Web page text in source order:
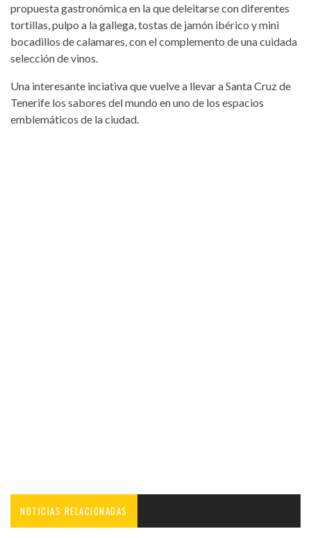
propuesta gastronómica en la que deleitarse con diferentes
tortillas, pulpo a la gallega, tostas de jamón ibérico y mini
bocadillos de calamares, con el complemento de una cuidada
selección de vinos.
Una interesante inciativa que vuelve a llevar a Santa Cruz de
Tenerife los sabores del mundo en uno de los espacios
emblemáticos de la ciudad.
NOTICIAS RELACIONADAS